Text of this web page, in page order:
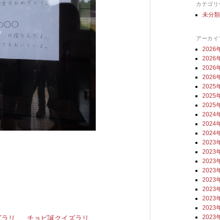
リ チョビ誕クイズラリ
カテゴリ
未分類
アーカイ
2026
2026
2026
2026
2025
2025
2025
2024
2024
2024
2023
2023
2023
2023
2023
2023
2023
2023
2023